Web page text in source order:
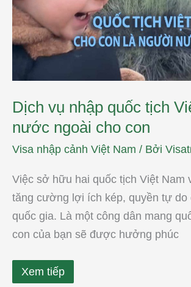
Dịch vụ nhập quốc tịch
nước ngoài cho con
Visa nhập cảnh Việt Nam / Bởi
Việc sở hữu hai quốc tịch Việt Nam
tăng cường lợi ích kép, quyền tự do
quốc gia. Là một công dân mang
con của bạn sẽ được hưởng phúc
Việt
Nam
ở
nước
ngoài
Xem tiếp